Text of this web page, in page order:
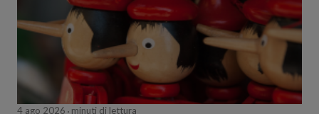
4 ago 2026 minuti di lettura